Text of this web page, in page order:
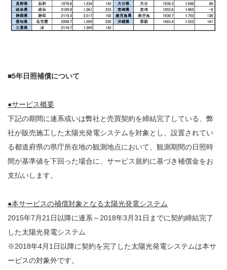
■5年日照補償について
●サービス概要
下記の期間に連系或いは弊社と売買契約を締結完了している、弊
社が販売施工した太陽光発電システムを対象とし、設置されてい
る都道府県の県庁所在地の観測地点において、観測期間の日照時
間が基準値を下回った場合に、サービス規約に基づき補償金をお
支払いします。
●本サービスの補償対象となる太陽光発電システム
2015年7月21日以降に連系～2018年3月31日までに契約締結完了
した太陽光発電システム
※2018年4月1日以降に契約を完了した太陽光発電システムは本サ
ービスの対象外です。